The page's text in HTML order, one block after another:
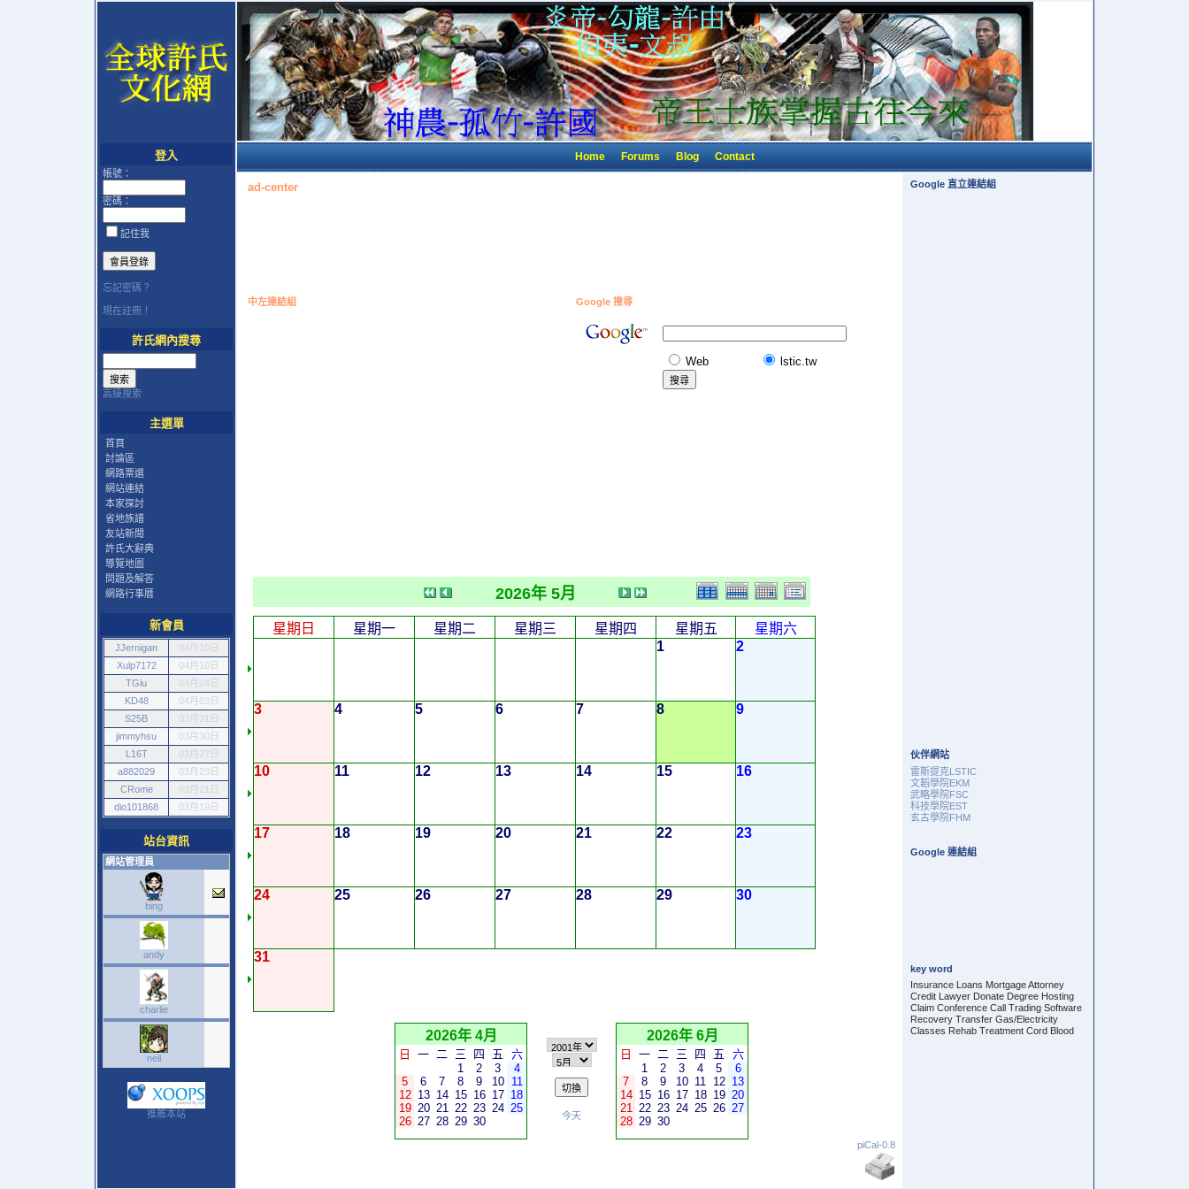
登入
帳號：
密碼：
記住我
忘記密碼？
現在註冊！
許氏網內搜尋
高級搜索
主選單
首頁
討論區
網路票選
網站連結
本家探討
省地族譜
友站新聞
許氏大辭典
導覽地圖
問題及解答
網路行事曆
新會員
JJernigan
04月10日
Xulp7172
04月10日
TGiu
04月04日
KD48
04月03日
S25B
03月31日
jimmyhsu
03月30日
L16T
03月27日
a882029
03月23日
CRome
03月21日
dio101868
03月19日
站台資訊
網站管理員
bing
andy
charlie
neil
推薦本站
Home Forums Blog Contact
ad-center
中左連結組 Google 搜尋
Web lstic.tw
2026年 5月
星期日 星期一 星期二 星期三 星期四 星期五
星期六
1
2
3 4 5 6 7 8 9
10 11 12 13 14 15 16
17 18 19 20 21 22 23
24 25 26 27 28 29 30
31
2026年 4月
日 一 二 三 四 五
六
1
2 3
4
5
6 7 8 9 10
11
12 13 14 15 16 17 18
19 20 21 22 23 24 25
26 27 28 29 30 今天
2026年 6月
日 一 二 三 四 五
六
1
2 3 4 5
6
7
8 9 10 11 12 13
14 15 16 17 18 19 20
21 22 23 24 25 26 27
28 29 30
piCal-0.8
Google 直立連結組
伙伴網站
雷斯提克LSTIC
文韜學院EKM
武略學院FSC
科技學院EST
玄古學院FHM
Google 連結組
key word
Insurance Loans Mortgage Attorney
Credit Lawyer Donate Degree Hosting
Claim Conference Call Trading Software
Recovery Transfer Gas/Electricity
Classes Rehab Treatment Cord Blood